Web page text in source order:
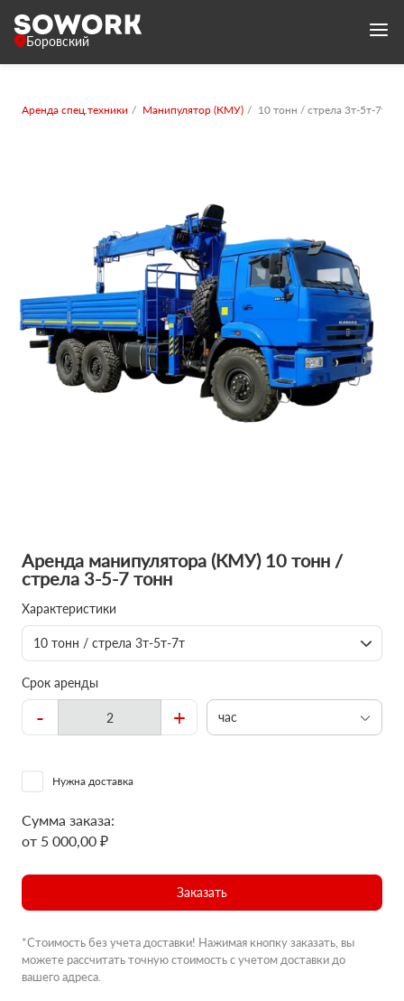
Боровский
Аренда спец.техники Манипулятор (КМУ) 10 тонн / стрела 3т-5т-7т
Аренда манипулятора (КМУ) 10 тонн /
стрела 3-5-7 тонн
Характеристики
10 тонн / стрела 3т-5т-7т
Срок аренды
- + час
Нужна доставка
Сумма заказа:
от 5 000,00 ₽
Заказать
*Стоимость без учета доставки! Нажимая кнопку заказать, вы
можете рассчитать точную стоимость с учетом доставки до
вашего адреса.